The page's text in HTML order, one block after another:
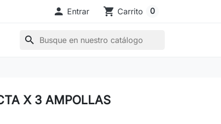
 Entrar shopping_cart Carrito 0
search
X 3 AMPOLLAS